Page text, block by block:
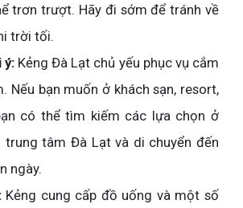
trơn trượt. Hãy đi sớm để tránh về
trời tối.
ý:Kẻng Đà Lạt chủ yếu phục vụ cắm
Nếu bạn muốn ở khách sạn, resort,
có thể tìm kiếm các lựa chọn ở
trung tâm Đà Lạt và di chuyển đến
ngày.
Kẻng cung cấp đồ uống và một số